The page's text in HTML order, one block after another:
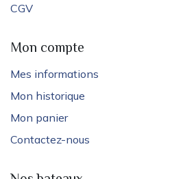
CGV
Mon compte
Mes informations
Mon historique
Mon panier
Contactez-nous